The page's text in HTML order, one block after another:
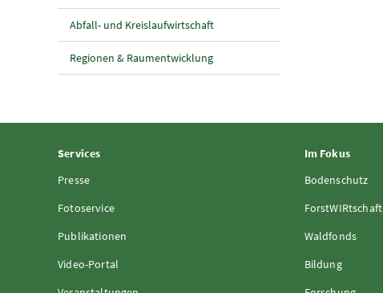
Abfall- und Kreislaufwirtschaft
Regionen & Raumentwicklung
Services
Presse
Fotoservice
Publikationen
Video-Portal
Im Fokus
Bodenschutz
ForstWIRtschaft
Waldfonds
Bildung